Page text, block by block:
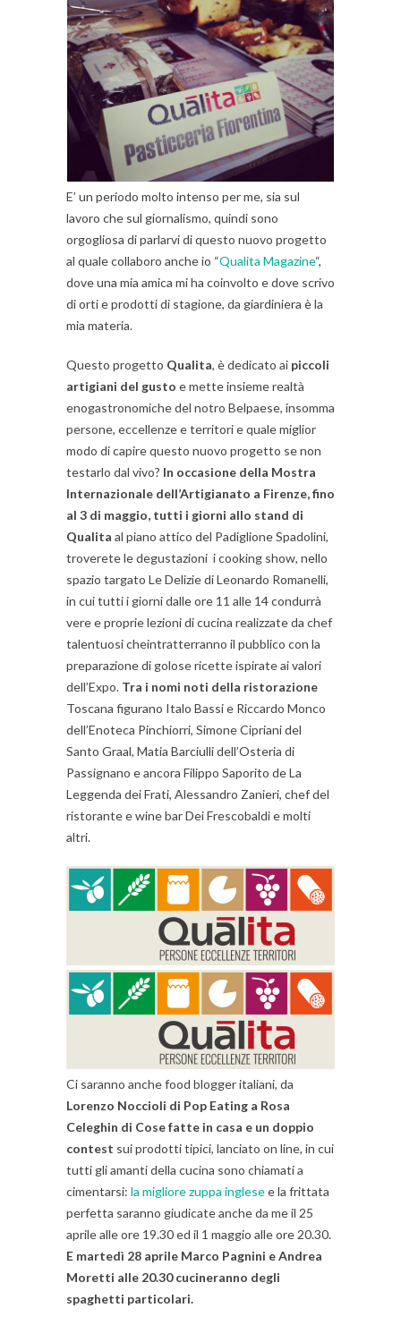
E’ un periodo molto intenso per me, sia sul
lavoro che sul giornalismo, quindi sono
orgogliosa di parlarvi di questo nuovo progetto
al quale collaboro anche io “Qualita Magazine“,
dove una mia amica mi ha coinvolto e dove scrivo
di orti e prodotti di stagione, da giardiniera è la
mia materia.
Questo progetto Qualita, è dedicato ai piccoli
artigiani del gusto e mette insieme realtà
enogastronomiche del notro Belpaese, insomma
persone, eccellenze e territori e quale miglior
modo di capire questo nuovo progetto se non
testarlo dal vivo? In occasione della Mostra
Internazionale dell’Artigianato a Firenze, fino
al 3 di maggio, tutti i giorni allo stand di
Qualita al piano attico del Padiglione Spadolini,
troverete le degustazioni i cooking show, nello
spazio targato Le Delizie di Leonardo Romanelli,
in cui tutti i giorni dalle ore 11 alle 14 condurrà
vere e proprie lezioni di cucina realizzate da chef
talentuosi cheintratterranno il pubblico con la
preparazione di golose ricette ispirate ai valori
dell’Expo. Tra i nomi noti della ristorazione
Toscana figurano Italo Bassi e Riccardo Monco
dell’Enoteca Pinchiorri, Simone Cipriani del
Santo Graal, Matia Barciulli dell’Osteria di
Passignano e ancora Filippo Saporito de La
Leggenda dei Frati, Alessandro Zanieri, chef del
ristorante e wine bar Dei Frescobaldi e molti
altri.
Ci saranno anche food blogger italiani, da
Lorenzo Noccioli di Pop Eating a Rosa
Celeghin di Cose fatte in casa e un doppio
contest sui prodotti tipici, lanciato on line, in cui
tutti gli amanti della cucina sono chiamati a
cimentarsi: la migliore zuppa inglesee la frittata
perfetta saranno giudicate anche da me il 25
aprile alle ore 19.30 ed il 1 maggio alle ore 20.30.
E martedì 28 aprile Marco Pagnini e Andrea
Moretti alle 20.30 cucineranno degli
spaghetti particolari.